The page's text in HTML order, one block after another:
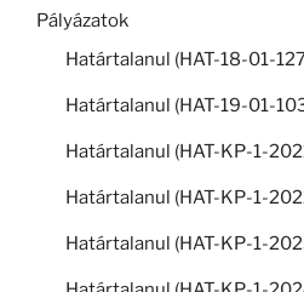
Pályázatok
Határtalanul (HAT-18-01-
Határtalanul (HAT-19-01-
Határtalanul (HAT-KP-1-
Határtalanul (HAT-KP-1-
Határtalanul (HAT-KP-1-